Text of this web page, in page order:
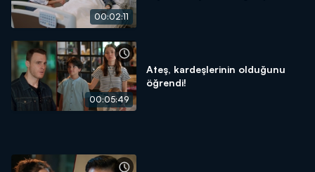
00:02:11
00:05:49
Ateş, kardeşlerinin olduğunu
öğrendi!